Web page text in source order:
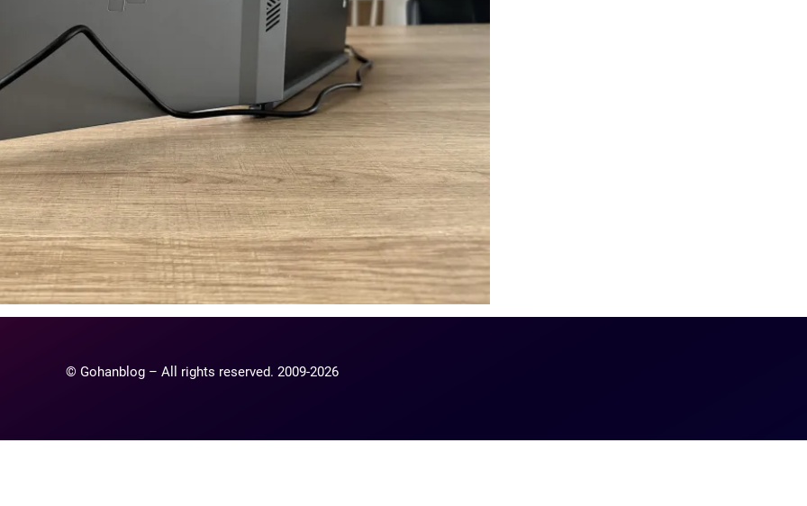
© Gohanblog – All rights reserved. 2009-2026